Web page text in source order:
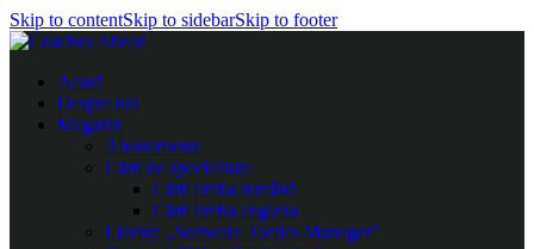
Skip to contentSkip to sidebarSkip to footer
Acasă
Despre noi
Magazin
Abonamente
Cărți de specialitate
Cărți limba română
Cărți limba engleza
Licențe „Software Tactics Manager”